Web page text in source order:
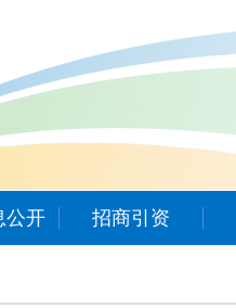
公开 招商引资